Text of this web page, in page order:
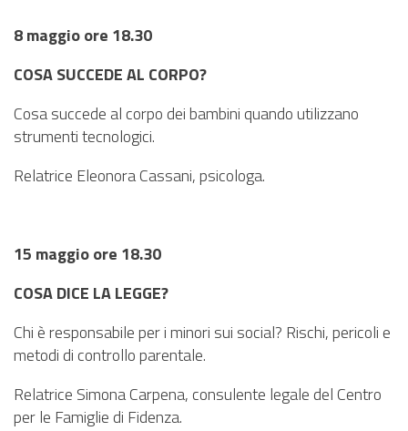
8 maggio ore 18.30
COSA SUCCEDE AL CORPO?
Cosa succede al corpo dei bambini quando utilizzano
strumenti tecnologici.
Relatrice Eleonora Cassani, psicologa.
15 maggio ore 18.30
COSA DICE LA LEGGE?
Chi è responsabile per i minori sui social? Rischi, pericoli e
metodi di controllo parentale.
Relatrice Simona Carpena, consulente legale del Centro
per le Famiglie di Fidenza.